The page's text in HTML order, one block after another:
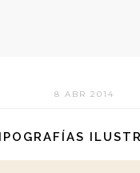
8 ABR 2014